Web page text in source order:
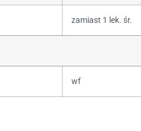
zamiast 1 lek. śr.
wf